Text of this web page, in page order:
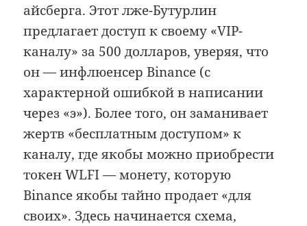
айсберга. Этот лже-Бутурлин
предлагает доступ к своему «VIP-
каналу» за 500 долларов, уверяя, что
он — инфлюенсер Binance (с
характерной ошибкой в написании
через «э»). Более того, он заманивает
жертв «бесплатным доступом» к
каналу, где якобы можно приобрести
токен WLFI — монету, которую
Binance якобы тайно продает «для
своих». Здесь начинается схема,